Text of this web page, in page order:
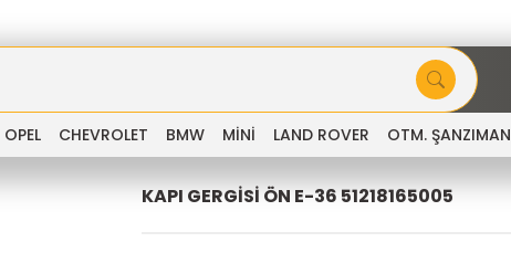
OPEL CHEVROLET BMW MİNİ LAND ROVER OTM. ŞANZIMAN
KAPI GERGİSİ ÖN E-36 51218165005